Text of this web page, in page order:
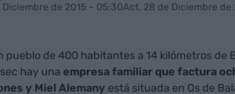
Diciembre de 2015 - 05:30Act. 28 de Diciembre de
pueblo de 400 habitantes a 14 kilómetros de
hay una empresa familiar que factura
y Miel Alemany está situada en Os de